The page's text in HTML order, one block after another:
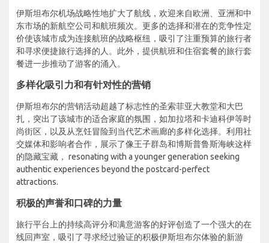
伊斯坦布尔机场战略性地扩大了航线，欢迎来自欧洲、亚洲和中
东市场的新航空公司和航班频次。更多的选择和潜在的竞争性定
价使该城市成为连接航班的战略枢纽，吸引了注重预算的旅行者
和寻求便捷旅行选择的人。此外，提供航班和住宿套餐的旅行套
餐进一步推动了游客的涌入。
多样化吸引力和有针对性的营销
伊斯坦布尔的营销活动超越了标志性的圣索菲亚大教堂和大巴
扎，突出了该城市的适合家庭的氛围，如加拉塔和卡迪科伊等时
尚街区，以及从烹饪冒险到当代艺术画廊的多样化选择。利用社
交媒体和影响者合作，展示了像王子群岛和博斯普鲁斯海峡这样
的隐藏宝藏， resonating with a younger generation seeking
authentic experiences beyond the postcard-perfect
attractions.
积极的声誉和口碑的力量
旅行平台上的持续高评分和满意游客的好评创造了一个强大的在
线回声室，吸引了寻求经过验证的积极伊斯坦布尔体验的新游